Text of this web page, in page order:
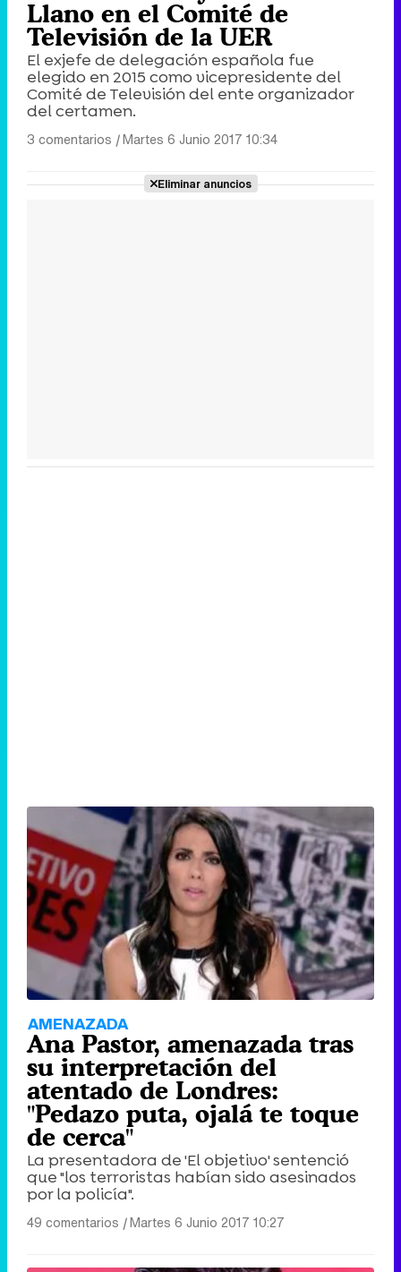
Llano en el Comité de
Televisión de la UER
El exjefe de delegación española fue
elegido en 2015 como vicepresidente del
Comité de Televisión del ente organizador
del certamen.
3 comentarios |Martes 6 Junio 2017 10:34
Eliminar anuncios
AMENAZADA
Ana Pastor, amenazada tras
su interpretación del
atentado de Londres:
"Pedazo puta, ojalá te toque
de cerca"
La presentadora de 'El objetivo' sentenció
que "los terroristas habían sido asesinados
por la policía".
49 comentarios |Martes 6 Junio 2017 10:27